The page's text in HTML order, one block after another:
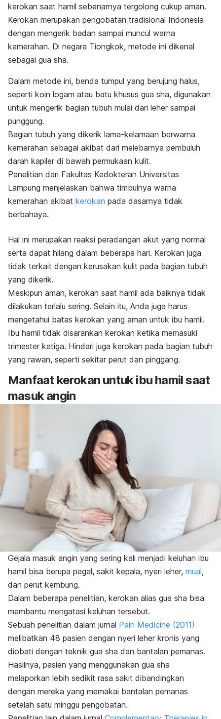
kerokan saat hamil sebenarnya tergolong cukup aman.
Kerokan merupakan pengobatan tradisional Indonesia
dengan mengerik badan sampai muncul warna
kemerahan. Di negara Tiongkok, metode ini dikenal
sebagai gua sha.
Dalam metode ini, benda tumpul yang berujung halus,
seperti koin logam atau batu khusus gua sha, digunakan
untuk mengerik bagian tubuh mulai dari leher sampai
punggung.
Bagian tubuh yang dikerik lama-kelamaan berwarna
kemerahan sebagai akibat dari melebarnya pembuluh
darah kapiler di bawah permukaan kulit.
Penelitian dari Fakultas Kedokteran Universitas
Lampung menjelaskan bahwa timbulnya warna
kemerahan akibat kerokan pada dasarnya tidak
berbahaya.
Hal ini merupakan reaksi peradangan akut yang normal
serta dapat hilang dalam beberapa hari. Kerokan juga
tidak terkait dengan kerusakan kulit pada bagian tubuh
yang dikerik.
Meskipun aman, kerokan saat hamil ada baiknya tidak
dilakukan terlalu sering. Selain itu, Anda juga harus
mengetahui batas kerokan yang aman untuk ibu hamil.
Ibu hamil tidak disarankan kerokan ketika memasuki
trimester ketiga. Hindari juga kerokan pada bagian tubuh
yang rawan, seperti sekitar perut dan pinggang.
Manfaat kerokan untuk ibu hamil saat
masuk angin
Gejala masuk angin yang sering kali menjadi keluhan ibu
hamil bisa berupa pegal, sakit kepala, nyeri leher, mual,
dan perut kembung.
Dalam beberapa penelitian, kerokan alias gua sha bisa
membantu mengatasi keluhan tersebut.
Sebuah penelitian dalam jurnal Pain Medicine (2011)
melibatkan 48 pasien dengan nyeri leher kronis yang
diobati dengan teknik gua sha dan bantalan pemanas.
Hasilnya, pasien yang menggunakan gua sha
melaporkan lebih sedikit rasa sakit dibandingkan
dengan mereka yang memakai bantalan pemanas
setelah satu minggu pengobatan.